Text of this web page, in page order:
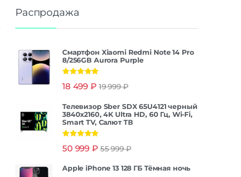
Распродажа
Смартфон Xiaomi Redmi Note 14 Pro
8/256GB Aurora Purple
из 5
18 499 ₽ 19 999₽
Телевизор Sber SDX 65U4121 черный
3840x2160, 4K Ultra HD, 60 Гц, Wi-Fi,
Smart TV, Салют ТВ
из 5
50 999 ₽ 55 999₽
Apple iPhone 13 128 ГБ Тёмная ночь